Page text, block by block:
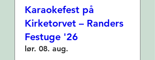
Karaokefest på
Kirketorvet – Randers
Festuge '26
lør. 08. aug.